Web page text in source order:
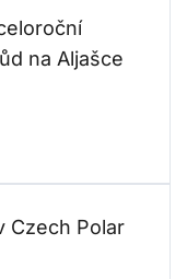
na Aljašce
Czech Polar